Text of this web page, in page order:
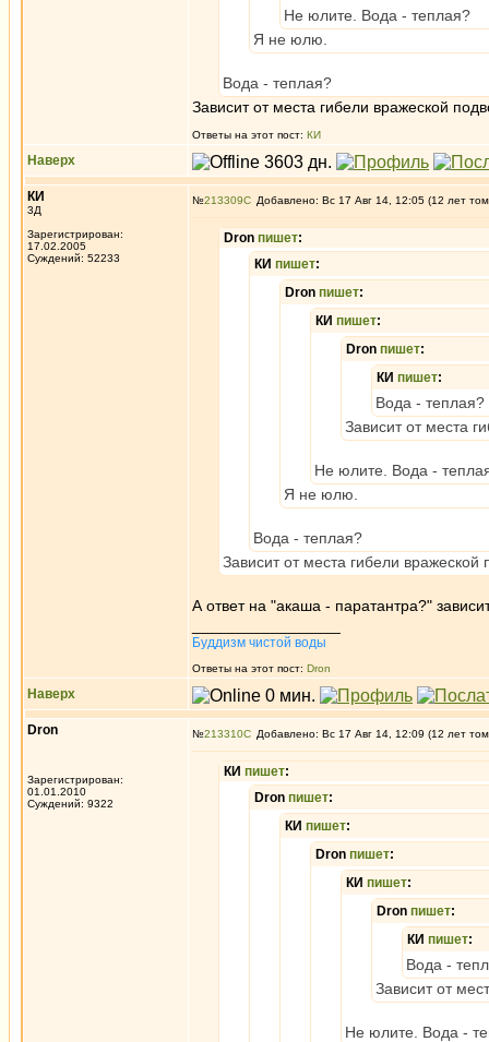
Не юлите. Вода - теплая?
Я не юлю.
Вода - теплая?
Зависит от места гибели вражеской
Ответы на этот пост: КИ
Наверх
КИ
3Д
Зарегистрирован:
17.02.2005
Суждений: 52233
№213309 Добавлено: Вс 17 Авг 14, 12:05 (12 лет
Dron пишет:
КИ пишет:
Dron пишет:
КИ пишет:
Dron пишет:
КИ пишет:
Вода - теплая?
Зависит от места
Не юлите. Вода -
Я не юлю.
Вода - теплая?
Зависит от места гибели вражеской
А ответ на "акаша - паратантра?"
Буддизм чистой воды
Ответы на этот пост: Dron
Наверх
Dron
Зарегистрирован:
01.01.2010
Суждений: 9322
№213310 Добавлено: Вс 17 Авг 14, 12:09 (12 лет
КИ пишет:
Dron пишет:
КИ пишет:
Dron пишет:
КИ пишет:
Dron пишет:
КИ пишет:
Вода -
Зависит от
Не юлите. Вода -